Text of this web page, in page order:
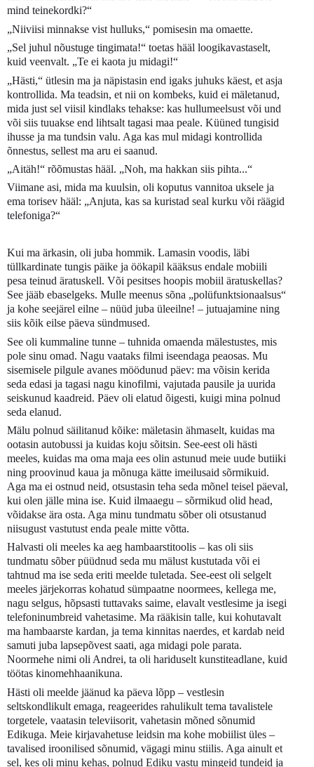
mind teinekordki?“
„Niiviisi minnakse vist hulluks,“ pomisesin ma omaette.
„Sel juhul nõustuge tingimata!“ toetas hääl loogikavastaselt,
kuid veenvalt. „Te ei kaota ju midagi!“
„Hästi,“ ütlesin ma ja näpistasin end igaks juhuks käest, et asja
kontrollida. Ma teadsin, et nii on kombeks, kuid ei mäletanud,
mida just sel viisil kindlaks tehakse: kas hullumeelsust või und
või siis tuuakse end lihtsalt tagasi maa peale. Küüned tungisid
ihusse ja ma tundsin valu. Aga kas mul midagi kontrollida
õnnestus, sellest ma aru ei saanud.
„Aitäh!“ rõõmustas hääl. „Noh, ma hakkan siis pihta...“
Viimane asi, mida ma kuulsin, oli koputus vannitoa uksele ja
ema torisev hääl: „Anjuta, kas sa kuristad seal kurku või räägid
telefoniga?“
Kui ma ärkasin, oli juba hommik. Lamasin voodis, läbi
tüllkardinate tungis päike ja öökapil kääksus endale mobiili
pesa teinud äratuskell. Või pesitses hoopis mobiil äratuskellas?
See jääb ebaselgeks. Mulle meenus sõna „polüfunktsionaalsus“
ja kohe seejärel eilne – nüüd juba üleeilne! – jutuajamine ning
siis kõik eilse päeva sündmused.
See oli kummaline tunne – tuhnida omaenda mälestustes, mis
pole sinu omad. Nagu vaataks filmi iseendaga peaosas. Mu
sisemisele pilgule avanes möödunud päev: ma võisin kerida
seda edasi ja tagasi nagu kinofilmi, vajutada pausile ja uurida
seiskunud kaadreid. Päev oli elatud õigesti, kuigi mina polnud
seda elanud.
Mälu polnud säilitanud kõike: mäletasin ähmaselt, kuidas ma
ootasin autobussi ja kuidas koju sõitsin. See-eest oli hästi
meeles, kuidas ma oma maja ees olin astunud meie uude butiiki
ning proovinud kaua ja mõnuga kätte imeilusaid sõrmikuid.
Aga ma ei ostnud neid, otsustasin teha seda mõnel teisel päeval,
kui olen jälle mina ise. Kuid ilmaaegu – sõrmikud olid head,
võidakse ära osta. Aga minu tundmatu sõber oli otsustanud
niisugust vastutust enda peale mitte võtta.
Halvasti oli meeles ka aeg hambaarstitoolis – kas oli siis
tundmatu sõber püüdnud seda mu mälust kustutada või ei
tahtnud ma ise seda eriti meelde tuletada. See-eest oli selgelt
meeles järjekorras kohatud sümpaatne noormees, kellega me,
nagu selgus, hõpsasti tuttavaks saime, elavalt vestlesime ja isegi
telefoninumbreid vahetasime. Ma rääkisin talle, kui kohutavalt
ma hambaarste kardan, ja tema kinnitas naerdes, et kardab neid
samuti juba lapsepõvest saati, aga midagi pole parata.
Noormehe nimi oli Andrei, ta oli hariduselt kunstiteadlane, kuid
töötas kinomehhaanikuna.
Hästi oli meelde jäänud ka päeva lõpp – vestlesin
seltskondlikult emaga, reageerides rahulikult tema tavalistele
torgetele, vaatasin televiisorit, vahetasin mõned sõnumid
Edikuga. Meie kirjavahetuse leidsin ma kohe mobiilist üles –
tavalised iroonilised sõnumid, vägagi minu stiilis. Aga ainult et
sel, kes oli minu kehas, polnud Ediku vastu mingeid tundeid ja